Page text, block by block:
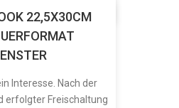
22,5X30CM
Interesse. Nach der
erfolgter Freischaltung